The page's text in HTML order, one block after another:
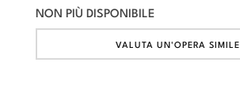
NON PIÙ DISPONIBILE
VALUTA UN'OPERA SIMILE